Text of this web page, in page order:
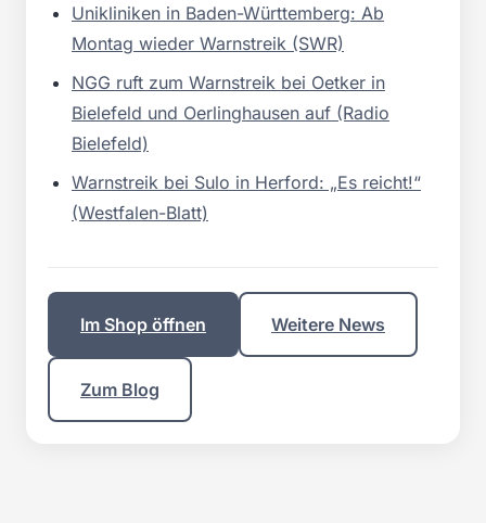
Unikliniken in Baden-Württemberg: Ab
Montag wieder Warnstreik (SWR)
NGG ruft zum Warnstreik bei Oetker in
Bielefeld und Oerlinghausen auf (Radio
Bielefeld)
Warnstreik bei Sulo in Herford: „Es reicht!“
(Westfalen-Blatt)
Im Shop öffnen Weitere News
Zum Blog